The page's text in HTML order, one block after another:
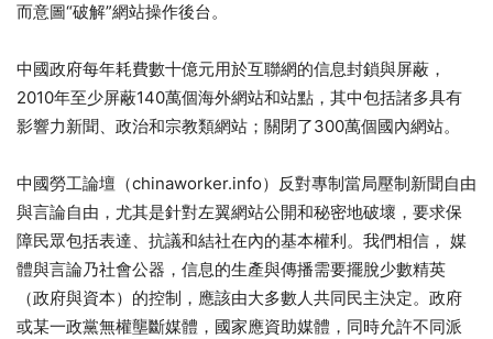
而意圖“破解”網站操作後台。
中國政府每年耗費數十億元用於互聯網的信息封鎖與屏蔽，
2010年至少屏蔽140萬個海外網站和站點，其中包括諸多具有
影響力新聞、政治和宗教類網站；關閉了300萬個國內網站。
中國勞工論壇（chinaworker.info）反對專制當局壓制新聞自由
與言論自由，尤其是針對左翼網站公開和秘密地破壞，要求保
障民眾包括表達、抗議和結社在內的基本權利。我們相信， 媒
體與言論乃社會公器，信息的生產與傳播需要擺脫少數精英
（政府與資本）的控制，應該由大多數人共同民主決定。政府
或某一政黨無權壟斷媒體，國家應資助媒體，同時允許不同派